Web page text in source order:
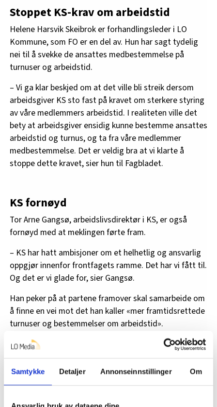
Samtykke Detaljer Annonseinnstillinger Om
Stoppet KS-krav om arbeidstid
Helene Harsvik Skeibrok er forhandlingsleder i LO
Kommune, som FO er en del av. Hun har sagt tydelig
nei til å svekke de ansattes medbestemmelse på
turnuser og arbeidstid.
– Vi ga klar beskjed om at det ville bli streik dersom
arbeidsgiver KS sto fast på kravet om sterkere styring
av våre medlemmers arbeidstid. I realiteten ville det
bety at arbeidsgiver ensidig kunne bestemme ansattes
arbeidstid og turnus, og ta fra våre medlemmer
medbestemmelse. Det er veldig bra at vi klarte å
stoppe dette kravet, sier hun til Fagbladet.
KS fornøyd
Tor Arne Gangsø, arbeidslivsdirektør i KS, er også
fornøyd med at meklingen førte fram.
– KS har hatt ambisjoner om et helhetlig og ansvarlig
oppgjør innenfor frontfagets ramme. Det har vi fått til.
Og det er vi glade for, sier Gangsø.
Han peker på at partene framover skal samarbeide om
å finne en vei mot det han kaller «mer framtidsrettede
turnuser og bestemmelser om arbeidstid».
– Jeg er glad for at vi er i mål og jeg berømmer
partene for konstruktivt arbeid. KS har gitt mye på
våre opprinnelige krav om modernisering av
arbeidstidsbestemmelser, men enigheten som er